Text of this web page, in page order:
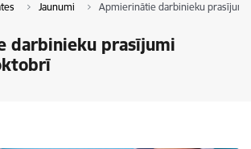
Jaunumi Apmierinātie darbinieku prasījumi
darbinieku prasījumi